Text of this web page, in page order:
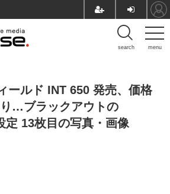
menu
search
ールド INT 650 発売、価格
…ブラックアウトの
定 13枚目の写真・画像